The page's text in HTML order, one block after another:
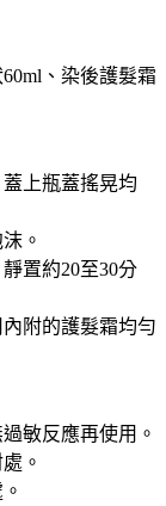
、染後護髮霜
上瓶蓋搖晃均
。
置約20至30分
附的護髮霜均勻
敏反應再使用。
。